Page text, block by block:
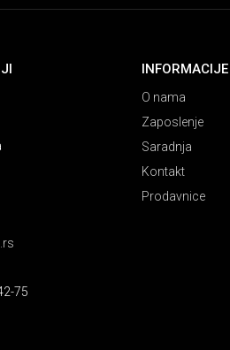
75
INFORMACIJE
O nama
Zaposlenje
Saradnja
Kontakt
Prodavnice